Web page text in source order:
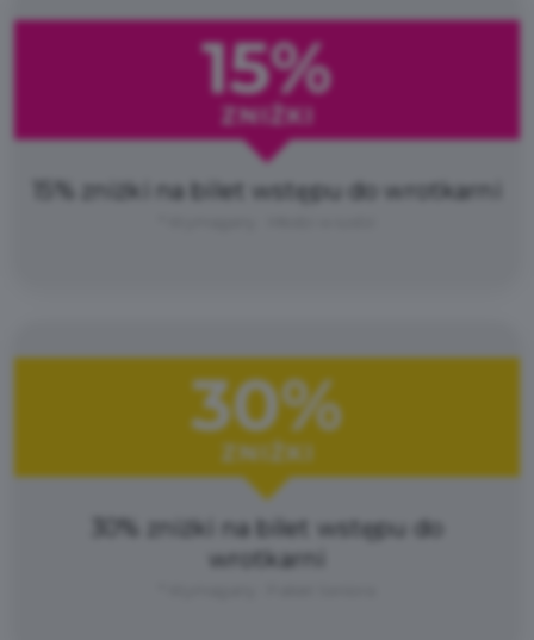
15%
ZNIŻKI
15% zniżki na bilet wstępu do wrotkarni
30%
ZNIŻKI
30% zniżki na bilet wstępu do
wrotkarni